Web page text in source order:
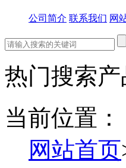
公司简介 联系我们 网
热门搜索产
当前位置：
网站首页